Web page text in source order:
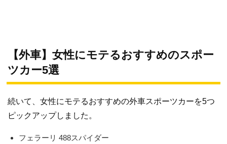
【外車】女性にモテるおすすめのスポー
ツカー5選
続いて、女性にモテるおすすめの外車スポーツカーを5つ
ピックアップしました。
フェラーリ 488スパイダー